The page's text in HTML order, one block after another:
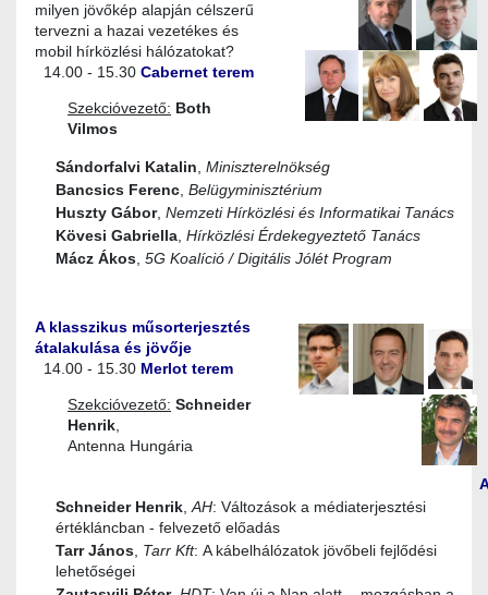
milyen jövőkép alapján célszerű
tervezni a hazai vezetékes és
mobil hírközlési hálózatokat?
14.00 - 15.30 Cabernet terem
Szekcióvezető: Both
Vilmos
Sándorfalvi Katalin, Miniszterelnökség
Bancsics Ferenc, Belügyminisztérium
Huszty Gábor, Nemzeti Hírközlési és Informatikai Tanács
Kövesi Gabriella, Hírközlési Érdekegyeztető Tanács
Mácz Ákos, 5G Koalíció / Digitális Jólét Program
A klasszikus műsorterjesztés
átalakulása és jövője
14.00 - 15.30 Merlot terem
Szekcióvezető: Schneider
Henrik,
Antenna Hungária
Schneider Henrik,AH: Változások a médiaterjesztési
értékláncban - felvezető előadás
Tarr János, Tarr Kft: A kábelhálózatok jövőbeli fejlődési
lehetőségei